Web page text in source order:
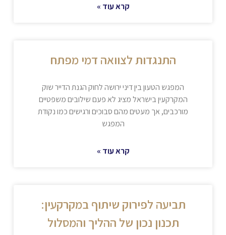
קרא עוד »
התנגדות לצוואה דמי מפתח
המפגש הטעון בין דיני ירושה לחוק הגנת הדייר שוק
המקרקעין בישראל מציג לא פעם שילובים משפטיים
מורכבים, אך מעטים מהם סבוכים ורגישים כמו נקודת
המפגש
קרא עוד »
תביעה לפירוק שיתוף במקרקעין:
תכנון נכון של ההליך והמסלול